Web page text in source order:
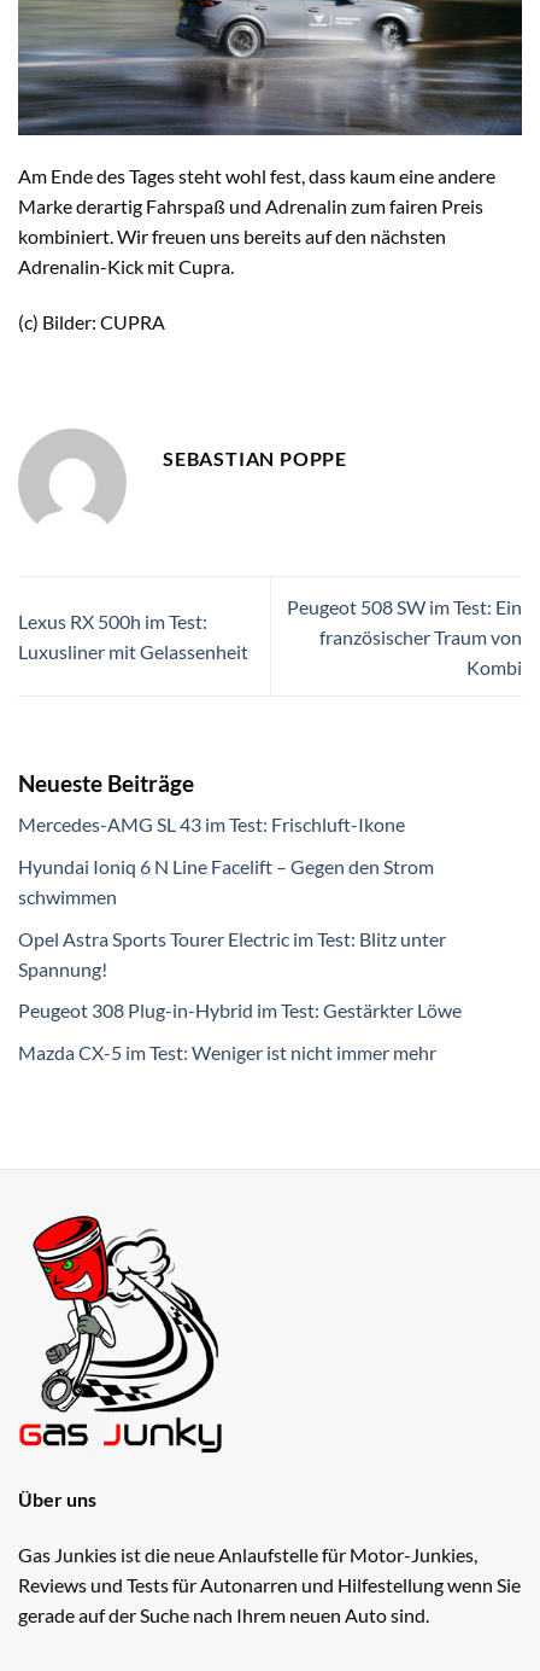
Am Ende des Tages steht wohl fest, dass kaum eine andere
Marke derartig Fahrspaß und Adrenalin zum fairen Preis
kombiniert. Wir freuen uns bereits auf den nächsten
Adrenalin-Kick mit Cupra.
(c) Bilder: CUPRA
SEBASTIAN POPPE
Lexus RX 500h im Test:
Luxusliner mit Gelassenheit
Peugeot 508 SW im Test: Ein
französischer Traum von
Kombi
Neueste Beiträge
Mercedes-AMG SL 43 im Test: Frischluft-Ikone
Hyundai Ioniq 6 N Line Facelift – Gegen den Strom
schwimmen
Opel Astra Sports Tourer Electric im Test: Blitz unter
Spannung!
Peugeot 308 Plug-in-Hybrid im Test: Gestärkter Löwe
Mazda CX-5 im Test: Weniger ist nicht immer mehr
Über uns
Gas Junkies ist die neue Anlaufstelle für Motor-Junkies,
Reviews und Tests für Autonarren und Hilfestellung wenn Sie
gerade auf der Suche nach Ihrem neuen Auto sind.